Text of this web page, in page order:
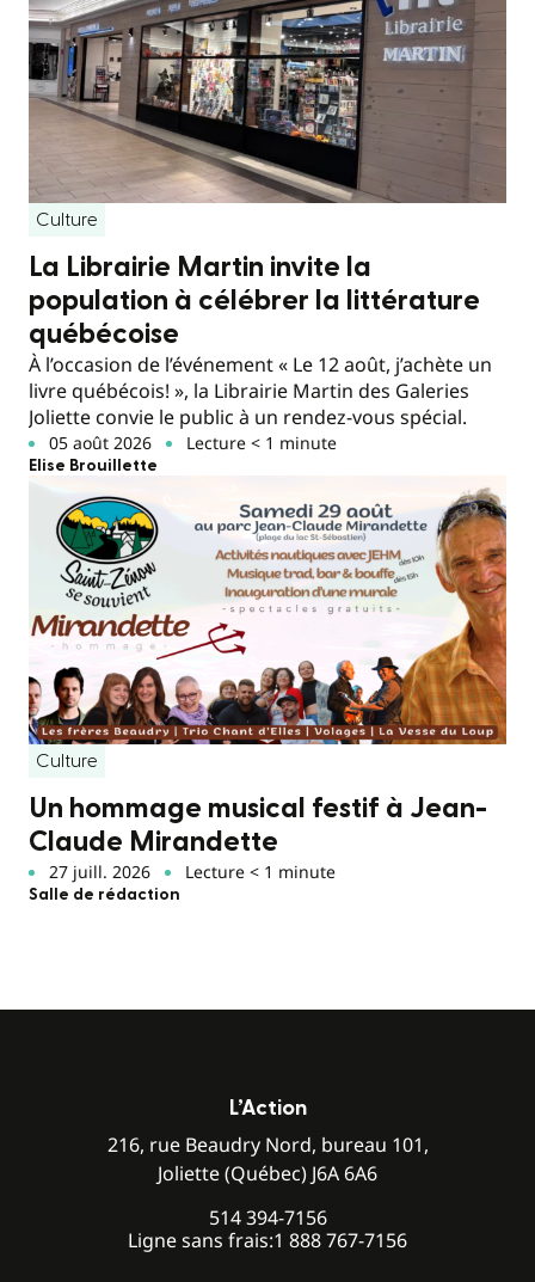
Culture
La Librairie Martin invite la
population à célébrer la littérature
québécoise
À l’occasion de l’événement « Le 12 août, j’achète un
livre québécois! », la Librairie Martin des Galeries
Joliette convie le public à un rendez-vous spécial.
05 août 2026 Lecture < 1 minute
Elise Brouillette
Culture
Un hommage musical festif à Jean-
Claude Mirandette
27 juill. 2026 Lecture < 1 minute
Salle de rédaction
L’Action
216, rue Beaudry Nord, bureau 101,
Joliette (Québec) J6A 6A6
514 394-7156
Ligne sans frais:1 888 767-7156